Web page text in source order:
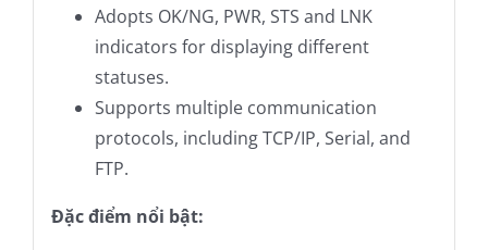
Adopts OK/NG, PWR, STS and LNK
indicators for displaying different
statuses.
Supports multiple communication
protocols, including TCP/IP, Serial, and
FTP.
Đặc điểm nổi bật: